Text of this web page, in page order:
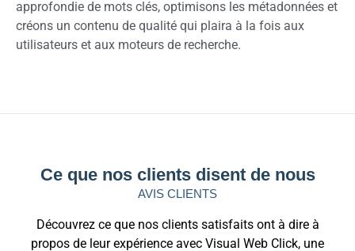
approfondie de mots clés, optimisons les métadonnées et
créons un contenu de qualité qui plaira à la fois aux
utilisateurs et aux moteurs de recherche.
Ce que nos clients disent de nous
AVIS CLIENTS
Découvrez ce que nos clients satisfaits ont à dire à
propos de leur expérience avec Visual Web Click, une